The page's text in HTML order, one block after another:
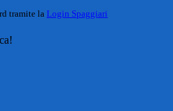
tramite la Login Spaggiari